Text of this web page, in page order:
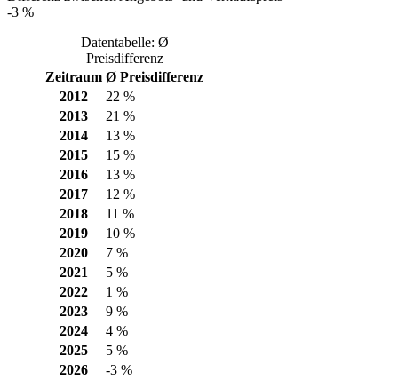
-3 %
Datentabelle: Ø
Preisdifferenz
Zeitraum Ø Preisdifferenz
2012
22 %
2013
21 %
2014
13 %
2015
15 %
2016
13 %
2017
12 %
2018
11 %
2019
10 %
2020
7 %
2021
5 %
2022
1 %
2023
9 %
2024
4 %
2025
5 %
2026
-3 %